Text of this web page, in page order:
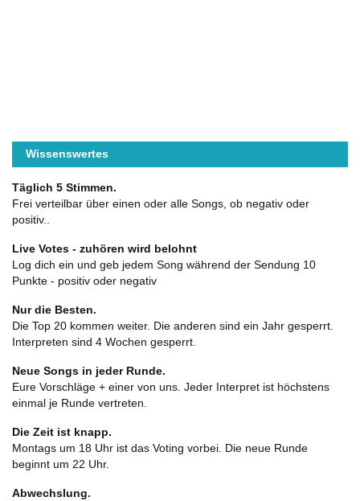
Wissenswertes
Täglich 5 Stimmen.
Frei verteilbar über einen oder alle Songs, ob negativ oder
positiv..
Live Votes - zuhören wird belohnt
Log dich ein und geb jedem Song während der Sendung 10
Punkte - positiv oder negativ
Nur die Besten.
Die Top 20 kommen weiter. Die anderen sind ein Jahr gesperrt.
Interpreten sind 4 Wochen gesperrt.
Neue Songs in jeder Runde.
Eure Vorschläge + einer von uns. Jeder Interpret ist höchstens
einmal je Runde vertreten.
Die Zeit ist knapp.
Montags um 18 Uhr ist das Voting vorbei. Die neue Runde
beginnt um 22 Uhr.
Abwechslung.